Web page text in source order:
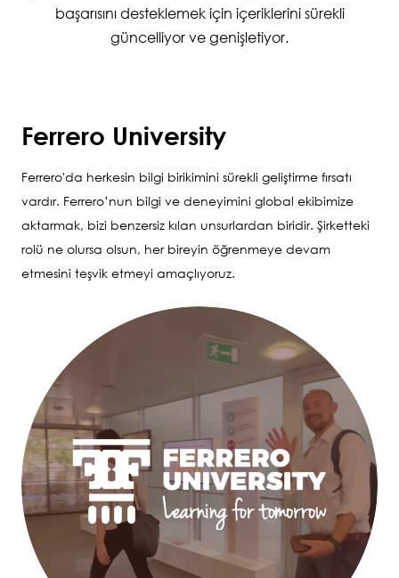
başarısını desteklemek için içeriklerini sürekli
güncelliyor ve genişletiyor.
Ferrero University
Ferrero'da herkesin bilgi birikimini sürekli geliştirme fırsatı
vardır. Ferrero’nun bilgi ve deneyimini global ekibimize
aktarmak, bizi benzersiz kılan unsurlardan biridir. Şirketteki
rolü ne olursa olsun, her bireyin öğrenmeye devam
etmesini teşvik etmeyi amaçlıyoruz.